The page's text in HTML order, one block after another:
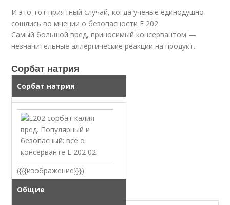
И это тот приятный случай, когда ученые единодушно
сошлись во мнении о безопасности Е 202.
Самый большой вред, приносимый консервантом —
незначительные аллергические реакции на продукт.
Сорбат натрия
Сорбат натрия
({{{изображение}}})
Общие